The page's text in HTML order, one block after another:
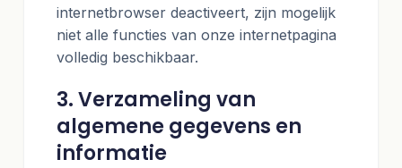
internetbrowser deactiveert, zijn mogelijk
niet alle functies van onze internetpagina
volledig beschikbaar.
3. Verzameling van
algemene gegevens en
informatie